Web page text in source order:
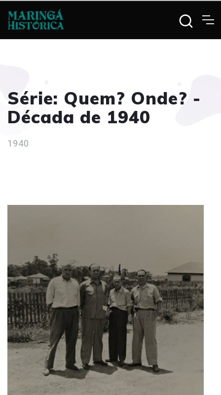
Série: Quem? Onde? -
Década de 1940
1940